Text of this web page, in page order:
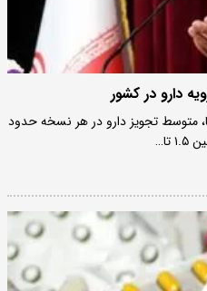
دارو در کشور
متوسط تجویز دارو در هر نسخه حدود